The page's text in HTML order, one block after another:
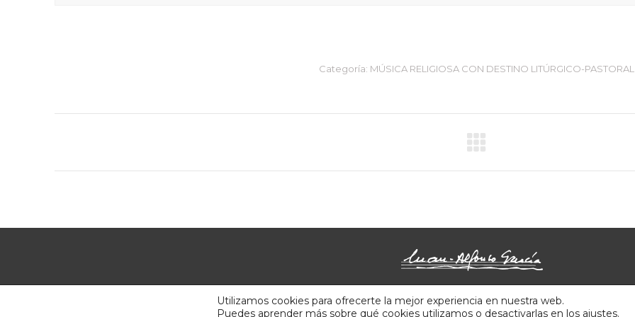
Categoría: MÚSICA RELIGIOSA CON DESTINO LITÚRGICO-PASTORAL
© Juan Alfonso García
info@compositorjuanalfonsogarcia.com
Aviso Legal| Diseño y desarrollo:OAK Producciones
Utilizamos cookies para ofrecerte la mejor experiencia en nuestra web.
Puedes aprender más sobre qué cookies utilizamos o desactivarlas en los ajustes.